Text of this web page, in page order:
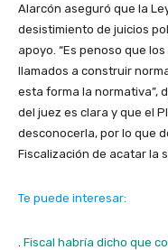
Alarcón aseguró que la
desistimiento de juicios
apoyo. “Es penoso que
llamados a construir
esta forma la normativa”,
del juez es clara y que el
desconocerla, por lo que
Fiscalización de acatar la
Te puede interesar:
Fiscal habría dicho que